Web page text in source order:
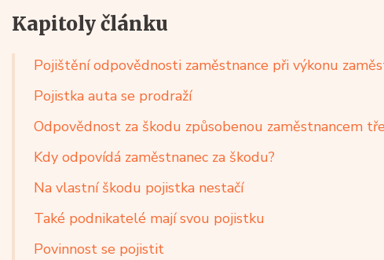
Kapitoly článku
Pojištění odpovědnosti zaměstnance při výkonu
Pojistka auta se prodraží
Odpovědnost za škodu způsobenou zaměstnancem
Kdy odpovídá zaměstnanec za škodu?
Na vlastní škodu pojistka nestačí
Také podnikatelé mají svou pojistku
Povinnost se pojistit